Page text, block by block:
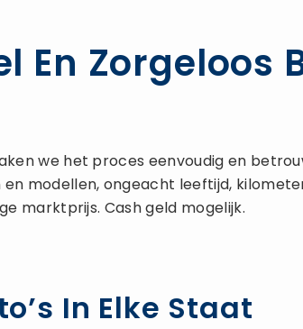
En Zorgeloos
we het proces eenvoudig en
modellen, ongeacht leeftijd,
marktprijs. Cash geld mogelijk.
In Elke Staat